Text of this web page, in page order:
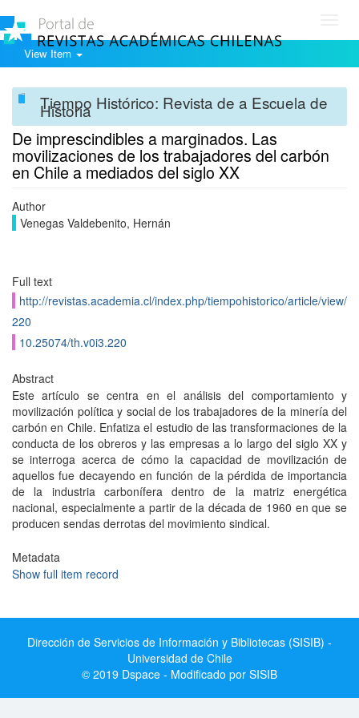
View Item
Tiempo Histórico: Revista de a Escuela de
Historia
De imprescindibles a marginados. Las
movilizaciones de los trabajadores del carbón
en Chile a mediados del siglo XX
Author
Venegas Valdebenito, Hernán
Full text
http://revistas.academia.cl/index.php/tiempohistorico/article/view/
220
10.25074/th.v0i3.220
Abstract
Este artículo se centra en el análisis del comportamiento y
movilización política y social de los trabajadores de la minería del
carbón en Chile. Enfatiza el estudio de las transformaciones de la
conducta de los obreros y las empresas a lo largo del siglo XX y
se interroga acerca de cómo la capacidad de movilización de
aquellos fue decayendo en función de la pérdida de importancia
de la industria carbonífera dentro de la matriz energética
nacional, especialmente a partir de la década de 1960 en que se
producen sendas derrotas del movimiento sindical.
Metadata
Show full item record
Dirección de Servicios de Información y Bibliotecas (SISIB) -
Universidad de Chile
© 2019 Dspace - Modificado por SISIB